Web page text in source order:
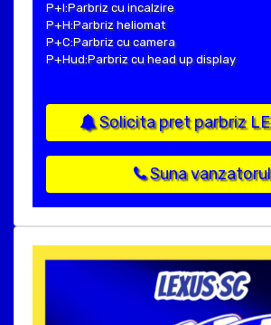
P+I:Parbriz cu incalzire
P+H:Parbriz heliomat
P+C:Parbriz cu camera
P+Hud:Parbriz cu head up display
Solicita pret parbriz
Suna vanzatorul